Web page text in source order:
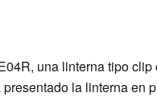
una linterna tipo clip
la linterna en